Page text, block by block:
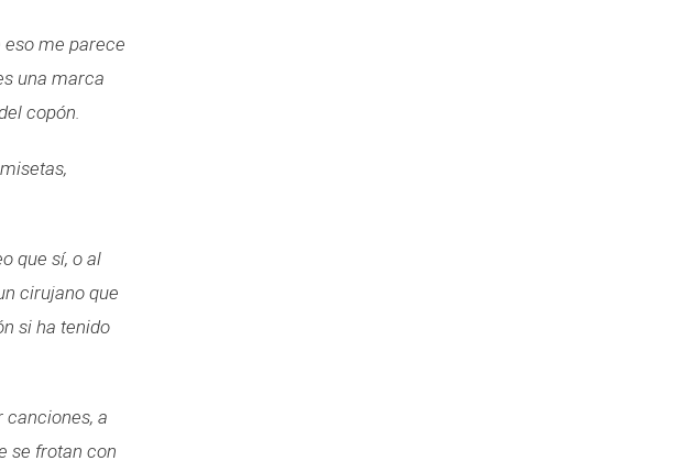
me parece
una marca
copón.
que sí, o al
cirujano que
si ha tenido
canciones, a
se frotan con